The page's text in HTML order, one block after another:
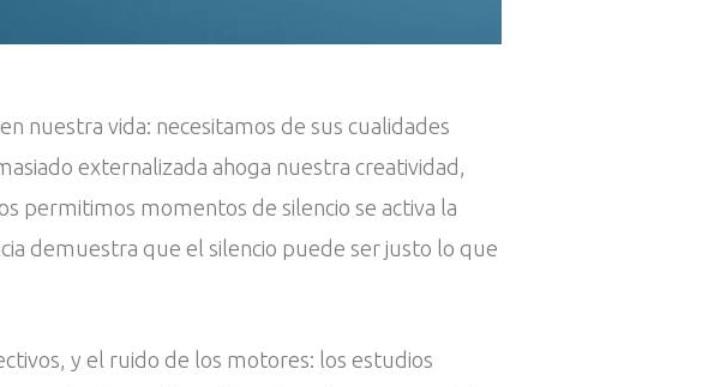
nuestra vida: necesitamos de sus cualidades
externalizada ahoga nuestra creatividad,
permitimos momentos de silencio se activa la
demuestra que el silencio puede ser justo lo que
y el ruido de los motores: los estudios